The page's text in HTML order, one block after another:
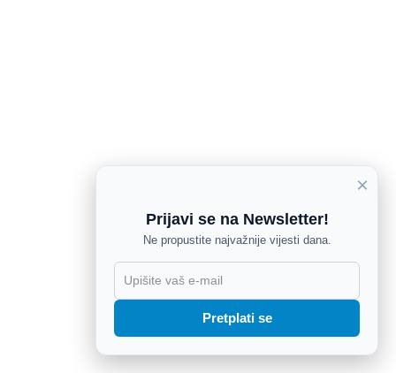
×
Prijavi se na Newsletter!
Ne propustite najvažnije vijesti dana.
Pretplati se